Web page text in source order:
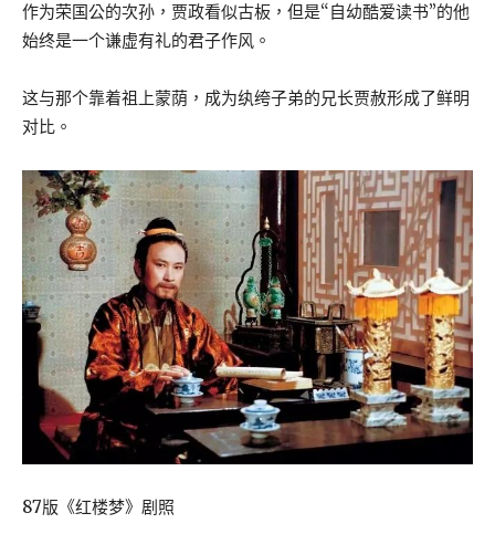
作为荣国公的次孙，贾政看似古板，但是“自幼酷爱读书”的他
始终是一个谦虚有礼的君子作风。
这与那个靠着祖上蒙荫，成为纨绔子弟的兄长贾赦形成了鲜明
对比。
87版《红楼梦》剧照